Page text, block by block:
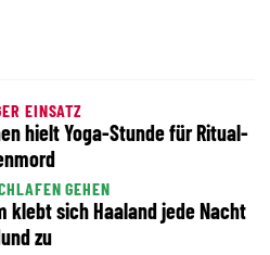
EINSATZ
hielt Yoga-Stunde für Ritual-
GEHEN
klebt sich Haaland jede Nacht
zu